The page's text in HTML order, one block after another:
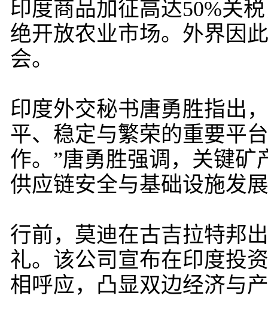
印度商品加征高达50%关
绝开放农业市场。外界因
会。
印度外交秘书唐勇胜指出
平、稳定与繁荣的重要平
作。”唐勇胜强调，关键
供应链安全与基础设施发
行前，莫迪在古吉拉特邦
礼。该公司宣布在印度投
相呼应，凸显双边经济与